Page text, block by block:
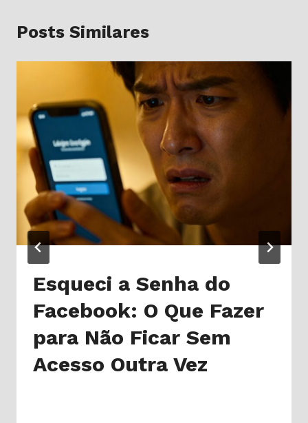
Posts Similares
Esqueci a Senha do
Facebook: O Que Fazer
para Não Ficar Sem
Acesso Outra Vez